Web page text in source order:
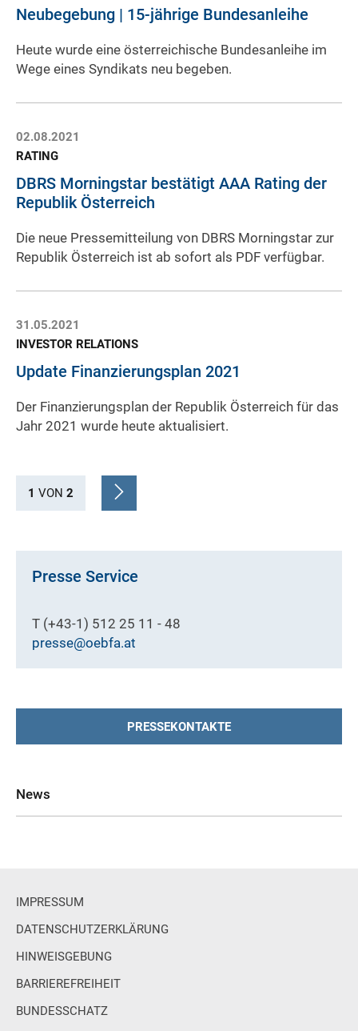
Neubegebung | 15-jährige Bundesanleihe
Heute wurde eine österreichische Bundesanleihe im
Wege eines Syndikats neu begeben.
02.08.2021
RATING
DBRS Morningstar bestätigt AAA Rating der
Republik Österreich
Die neue Pressemitteilung von DBRS Morningstar zur
Republik Österreich ist ab sofort als PDF verfügbar.
31.05.2021
INVESTOR RELATIONS
Update Finanzierungsplan 2021
Der Finanzierungsplan der Republik Österreich für das
Jahr 2021 wurde heute aktualisiert.
1 VON 2
Presse Service
T (+43-1) 512 25 11 - 48
presse@oebfa.at
PRESSEKONTAKTE
News
IMPRESSUM
DATENSCHUTZERKLÄRUNG
HINWEISGEBUNG
BARRIEREFREIHEIT
BUNDESSCHATZ